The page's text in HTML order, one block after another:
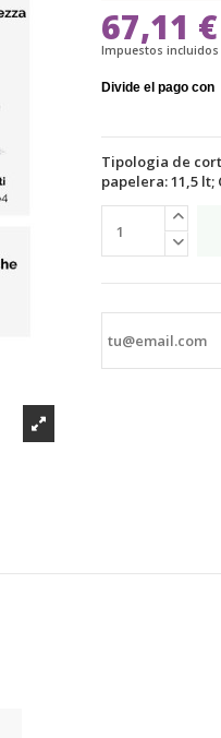
67,11 €
Impuestos incluidos
Tipologia de
papelera: 11,5